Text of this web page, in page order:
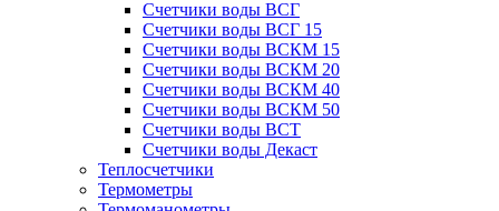
Счетчики воды ВСГ
Счетчики воды ВСГ 15
Счетчики воды ВСКМ 15
Счетчики воды ВСКМ 20
Счетчики воды ВСКМ 40
Счетчики воды ВСКМ 50
Счетчики воды ВСТ
Счетчики воды Декаст
Теплосчетчики
Термометры